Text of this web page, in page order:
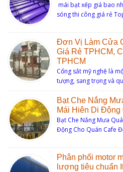
mái bạt xếp giá bao
sóng thi công giá rẻ
Đơn Vị Làm Cửa
Giá Rẻ TPHCM,
TPHCM
Cổng sắt mỹ nghệ là
tượng, sang trọng và
Bạt Che Nắng
Mái Hiên Di
Bạt Che Nắng Mưa
Động Cho Quán Cafe
Phân phối motor
lượng tiêu chuẩn